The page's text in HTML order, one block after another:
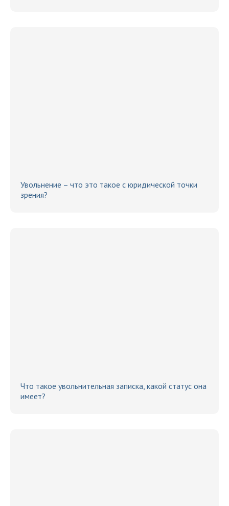
Увольнение – что это такое с юридической точки
зрения?
Что такое увольнительная записка, какой статус она
имеет?